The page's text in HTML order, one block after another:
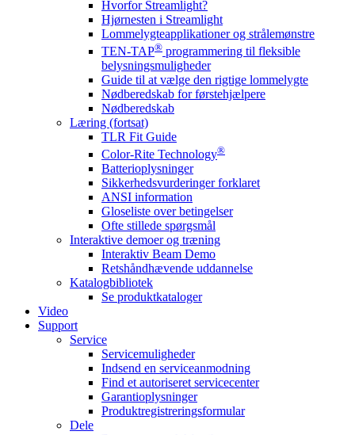
Hvorfor Streamlight?
Hjørnesten i Streamlight
Lommelygteapplikationer og strålemønstre
TEN-TAP® programmering til fleksible
belysningsmuligheder
Guide til at vælge den rigtige lommelygte
Nødberedskab for førstehjælpere
Nødberedskab
Læring (fortsat)
TLR Fit Guide
Color-Rite Technology®
Batterioplysninger
Sikkerhedsvurderinger forklaret
ANSI information
Gloseliste over betingelser
Ofte stillede spørgsmål
Interaktive demoer og træning
Interaktiv Beam Demo
Retshåndhævende uddannelse
Katalogbibliotek
Se produktkataloger
Video
Support
Service
Servicemuligheder
Indsend en serviceanmodning
Find et autoriseret servicecenter
Garantioplysninger
Produktregistreringsformular
Dele